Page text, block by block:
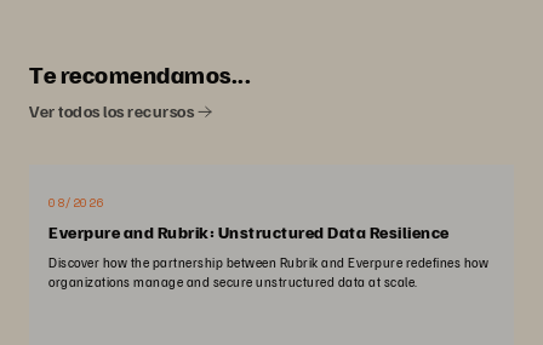
Te recomendamos...
Ver todos los recursos
08/2026
Everpure and Rubrik: Unstructured Data Resilience
Discover how the partnership between Rubrik and Everpure redefines how
organizations manage and secure unstructured data at scale.